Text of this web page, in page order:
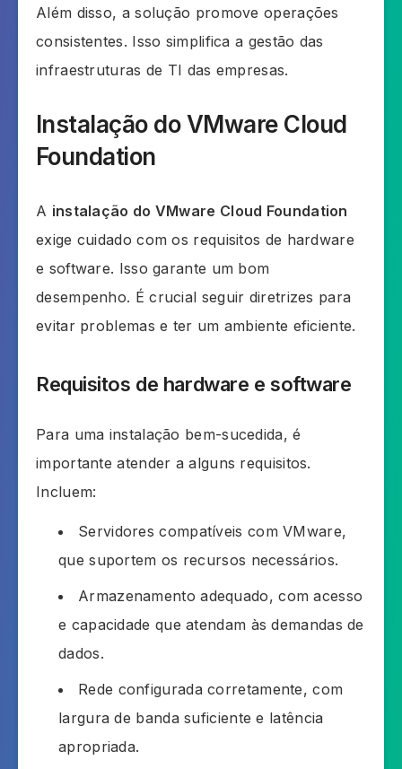
Além disso, a solução promove operações
consistentes. Isso simplifica a gestão das
infraestruturas de TI das empresas.
Instalação do VMware Cloud
Foundation
A instalação do VMware Cloud Foundation
exige cuidado com os requisitos de hardware
e software. Isso garante um bom
desempenho. É crucial seguir diretrizes para
evitar problemas e ter um ambiente eficiente.
Requisitos de hardware e software
Para uma instalação bem-sucedida, é
importante atender a alguns requisitos.
Incluem:
Servidores compatíveis com VMware,
que suportem os recursos necessários.
Armazenamento adequado, com acesso
e capacidade que atendam às demandas de
dados.
Rede configurada corretamente, com
largura de banda suficiente e latência
apropriada.